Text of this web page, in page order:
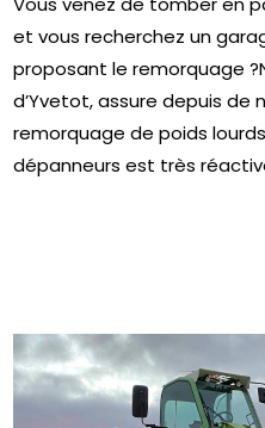
et vous recherchez un
proposant le remorquage
d’Yvetot, assure depuis de
remorquage de poids
dépanneurs est très